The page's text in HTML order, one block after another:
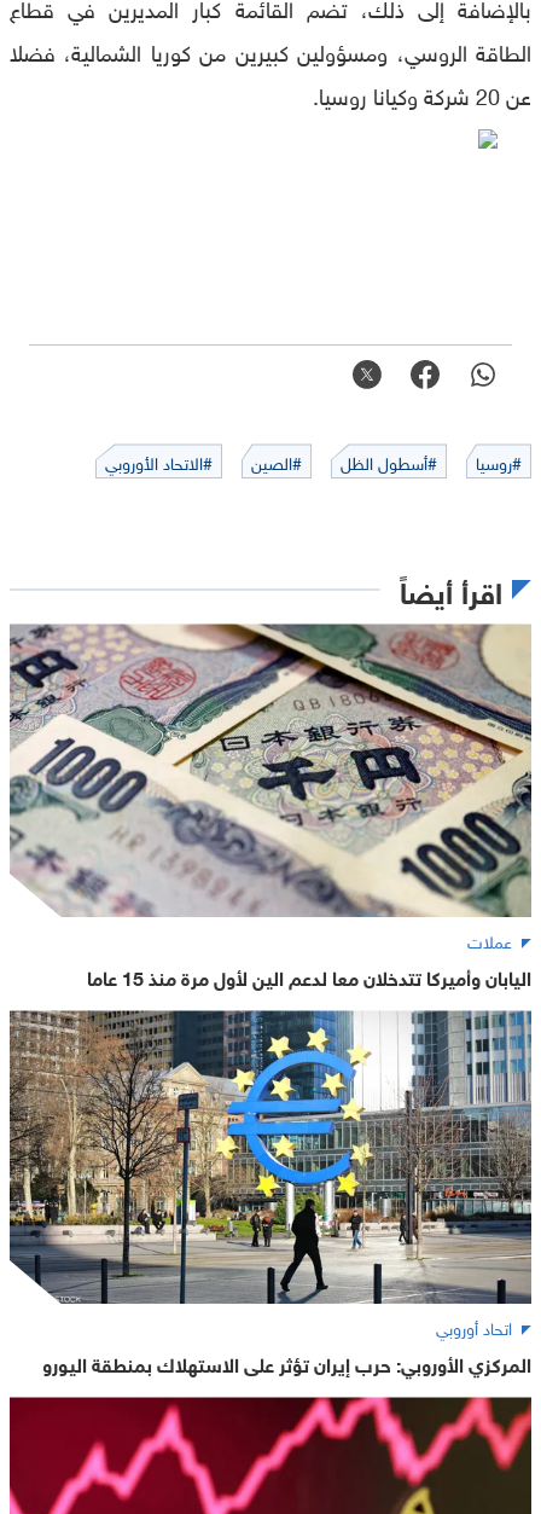
الطاقة الروسي، ومسؤولين كبيرين من كوريا الشمالية، فضلا
عن 20 شركة وكيانا روسيا.
#روسيا #أسطول الظل #الصين #الاتحاد الأوروبي
اقرأ أيضاً
عملات
اليابان وأميركا تتدخلان معا لدعم الين لأول مرة منذ 15 عاما
اتحاد أوروبي
المركزي الأوروبي: حرب إيران تؤثر على الاستهلاك بمنطقة اليورو